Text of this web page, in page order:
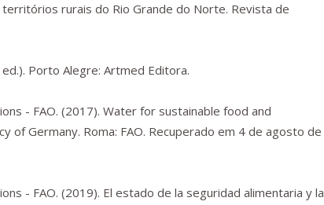
rurais do Rio Grande do Norte. Revista de
ed.). Porto Alegre: Artmed Editora.
- FAO. (2017).Water for sustainable food and
of Germany. Roma: FAO. Recuperado em 4 de agosto de
- FAO. (2019). El estado de la seguridad alimentaria y la